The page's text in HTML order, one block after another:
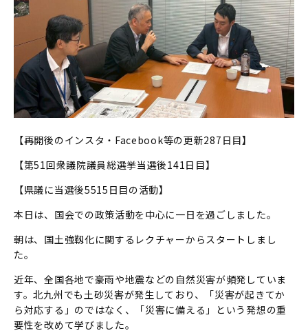
【再開後のインスタ・Facebook等の更新287日目】
【第51回衆議院議員総選挙当選後141日目】
【県議に当選後5515日目の活動】
本日は、国会での政策活動を中心に一日を過ごしました。
朝は、国土強靱化に関するレクチャーからスタートしまし
た。
近年、全国各地で豪雨や地震などの自然災害が頻発していま
す。北九州でも土砂災害が発生しており、「災害が起きてか
ら対応する」のではなく、「災害に備える」という発想の重
要性を改めて学びました。